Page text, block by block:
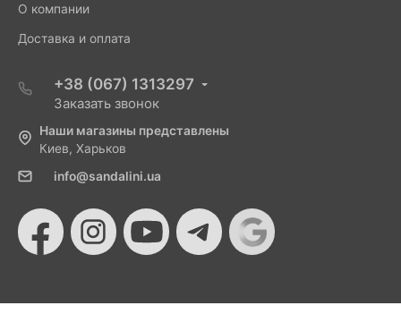
О компании
Доставка и оплата
+38 (067) 1313297
Заказать звонок
Наши магазины представлены
Киев, Харьков
info@sandalini.ua